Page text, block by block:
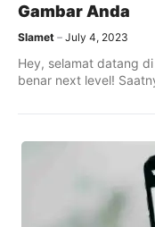
Gambar Anda
Slamet July 4, 2023
Hey, selamat datang
benar next level!